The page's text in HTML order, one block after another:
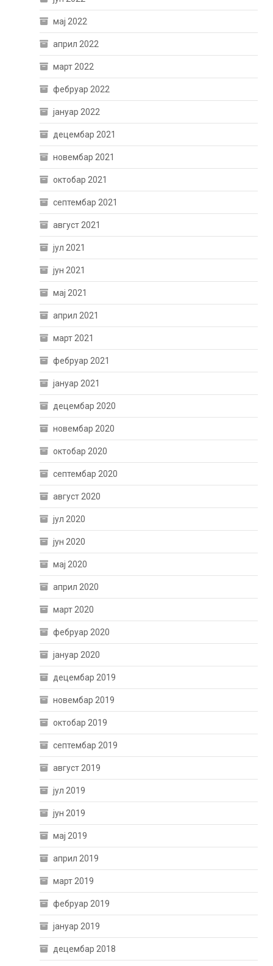
мај 2022
април 2022
март 2022
фебруар 2022
јануар 2022
децембар 2021
новембар 2021
октобар 2021
септембар 2021
август 2021
јул 2021
јун 2021
мај 2021
април 2021
март 2021
фебруар 2021
јануар 2021
децембар 2020
новембар 2020
октобар 2020
септембар 2020
август 2020
јул 2020
јун 2020
мај 2020
април 2020
март 2020
фебруар 2020
јануар 2020
децембар 2019
новембар 2019
октобар 2019
септембар 2019
август 2019
јул 2019
јун 2019
мај 2019
април 2019
март 2019
фебруар 2019
јануар 2019
децембар 2018